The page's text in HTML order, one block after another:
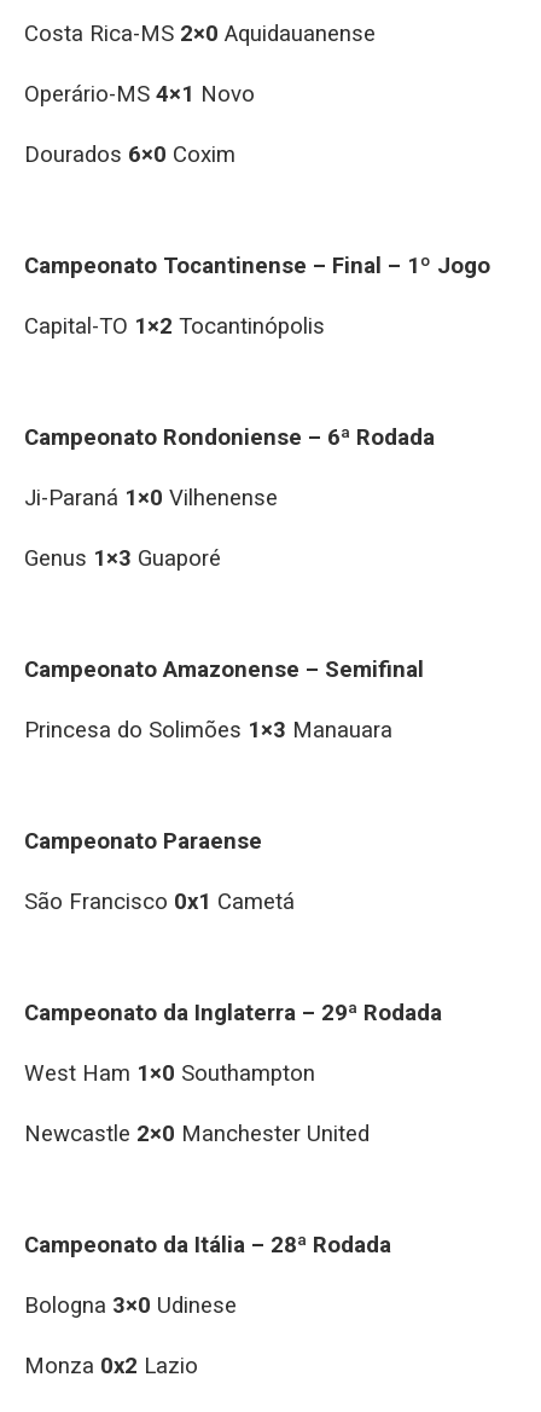
Costa Rica-MS 2×0 Aquidauanense
Operário-MS 4×1 Novo
Dourados 6×0 Coxim
Campeonato Tocantinense – Final – 1º Jogo
Capital-TO 1×2 Tocantinópolis
Campeonato Rondoniense – 6ª Rodada
Ji-Paraná 1×0 Vilhenense
Genus 1×3 Guaporé
Campeonato Amazonense – Semifinal
Princesa do Solimões 1×3 Manauara
Campeonato Paraense
São Francisco 0x1 Cametá
Campeonato da Inglaterra – 29ª Rodada
West Ham 1×0 Southampton
Newcastle 2×0 Manchester United
Campeonato da Itália – 28ª Rodada
Bologna 3×0 Udinese
Monza 0x2 Lazio